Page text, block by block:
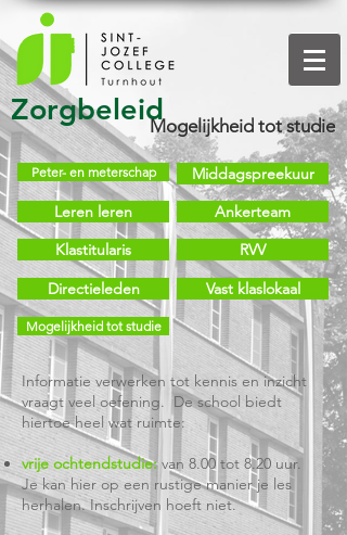
ZorgbeleidMogelijkheid tot studie
Peter- en meterschap
Leren leren
Klastitularis
Middagspreekuur
Ankerteam
RVV
Directieleden
Vast klaslokaal
Mogelijkheid tot studie
Informatie verwerken tot kennis en inzicht
vraagt veel oefening. De school biedt
hiertoe heel wat ruimte:
vrije ochtendstudie:van 8.00 tot 8.20 uur.
Je kan hier op een rustige manier je les
herhalen. Inschrijven hoeft niet.